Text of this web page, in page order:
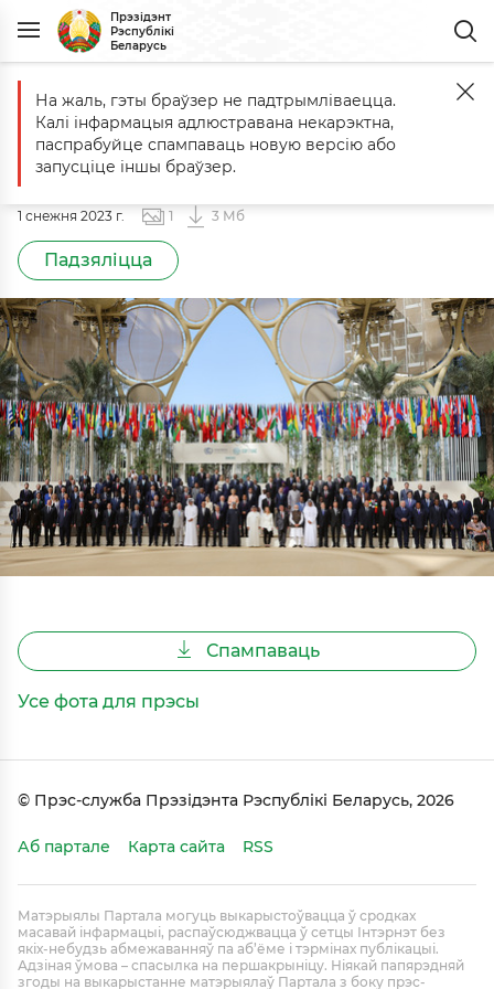
Прэзідэнт
Рэспублікі
Беларусь
Галоўная Фота для прэсы Удзельнікі Сусветнага саміту па
Удзельнікі Сусветнага саміту па
барацьбе са змяненнем клімату
1 снежня 2023 г. 1 3 Мб
Падзяліцца
Спампаваць
Усе фота для прэсы
© Прэс-служба Прэзідэнта Рэспублікі Беларусь, 2026
Аб партале Карта сайта RSS
Матэрыялы Партала могуць выкарыстоўвацца ў сродках
масавай інфармацыі, распаўсюджвацца ў сетцы Інтэрнэт без
якіх-небудзь абмежаванняў па аб’ёме і тэрмінах публікацыі.
Адзіная ўмова – спасылка на першакрыніцу. Ніякай папярэдняй
згоды на выкарыстанне матэрыялаў Партала з боку прэс-
На жаль, гэты браўзер не падтрымліваецца.
Калі інфармацыя адлюстравана некарэктна,
паспрабуйце спампаваць новую версію або
запусціце іншы браўзер.